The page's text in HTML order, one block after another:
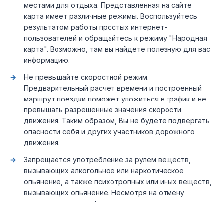
местами для отдыха. Представленная на сайте
карта имеет различные режимы. Воспользуйтесь
результатом работы простых интернет-
пользователей и обращайтесь к режиму "Народная
карта". Возможно, там вы найдете полезную для вас
информацию.
Не превышайте скоростной режим.
Предварительный расчет времени и построенный
маршрут поездки поможет уложиться в график и не
превышать разрешенные значения скорости
движения. Таким образом, Вы не будете подвергать
опасности себя и других участников дорожного
движения.
Запрещается употребление за рулем веществ,
вызывающих алкогольное или наркотическое
опьянение, а также психотропных или иных веществ,
вызывающих опьянение. Несмотря на отмену